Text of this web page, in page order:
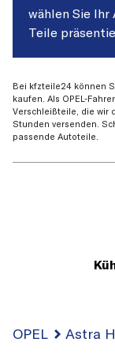
wählen Sie Ihr
Teile
Bei kfzteile24 können
kaufen. Als OPEL-
Verschleißteile, die wir
Stunden versenden.
passende Autoteile.
OPEL Astra H